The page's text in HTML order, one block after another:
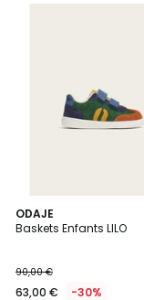
ODAJE
Baskets Enfants LILO
90,00 €
63,00 € -30%